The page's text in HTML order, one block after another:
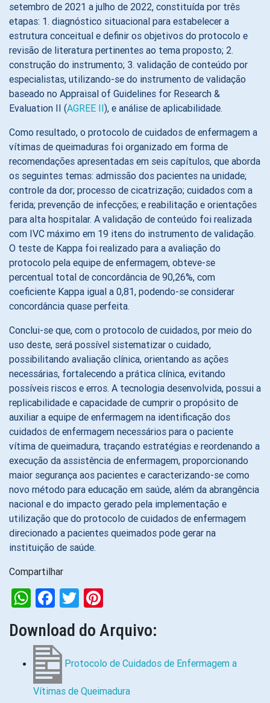
setembro de 2021 a julho de 2022, constituída por três
etapas: 1. diagnóstico situacional para estabelecer a
estrutura conceitual e definir os objetivos do protocolo e
revisão de literatura pertinentes ao tema proposto; 2.
construção do instrumento; 3. validação de conteúdo por
especialistas, utilizando-se do instrumento de validação
baseado no Appraisal of Guidelines for Research &
Evaluation II (AGREE II), e análise de aplicabilidade.
Como resultado, o protocolo de cuidados de enfermagem a
vítimas de queimaduras foi organizado em forma de
recomendações apresentadas em seis capítulos, que aborda
os seguintes temas: admissão dos pacientes na unidade;
controle da dor; processo de cicatrização; cuidados com a
ferida; prevenção de infecções; e reabilitação e orientações
para alta hospitalar. A validação de conteúdo foi realizada
com IVC máximo em 19 itens do instrumento de validação.
O teste de Kappa foi realizado para a avaliação do
protocolo pela equipe de enfermagem, obteve-se
percentual total de concordância de 90,26%, com
coeficiente Kappa igual a 0,81, podendo-se considerar
concordância quase perfeita.
Conclui-se que, com o protocolo de cuidados, por meio do
uso deste, será possível sistematizar o cuidado,
possibilitando avaliação clínica, orientando as ações
necessárias, fortalecendo a prática clínica, evitando
possíveis riscos e erros. A tecnologia desenvolvida, possui a
replicabilidade e capacidade de cumprir o propósito de
auxiliar a equipe de enfermagem na identificação dos
cuidados de enfermagem necessários para o paciente
vítima de queimadura, traçando estratégias e reordenando a
execução da assistência de enfermagem, proporcionando
maior segurança aos pacientes e caracterizando-se como
novo método para educação em saúde, além da abrangência
nacional e do impacto gerado pela implementação e
utilização que do protocolo de cuidados de enfermagem
direcionado a pacientes queimados pode gerar na
instituição de saúde.
Compartilhar
WhatsApp
Facebook
Twitter
Download do Arquivo:
Protocolo de Cuidados de Enfermagem a
Vítimas de Queimadura